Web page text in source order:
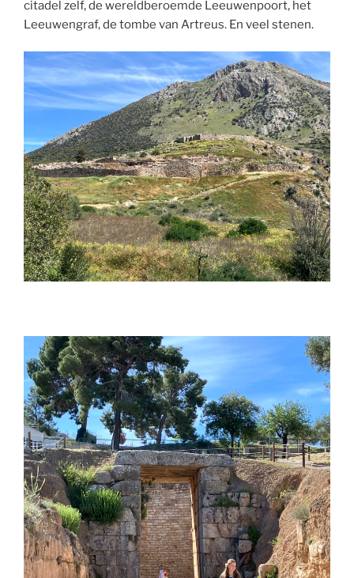
citadel zelf, de wereldberoemde Leeuwenpoort, het
Leeuwengraf, de tombe van Artreus. En veel stenen.